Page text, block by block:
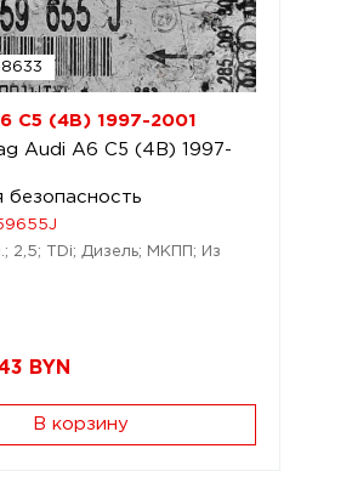
C5 (4B) 1997-2001
Audi A6 C5 (4B) 1997-
безопасность
2,5; TDi; Дизель; МКПП; Из
BYN
В корзину